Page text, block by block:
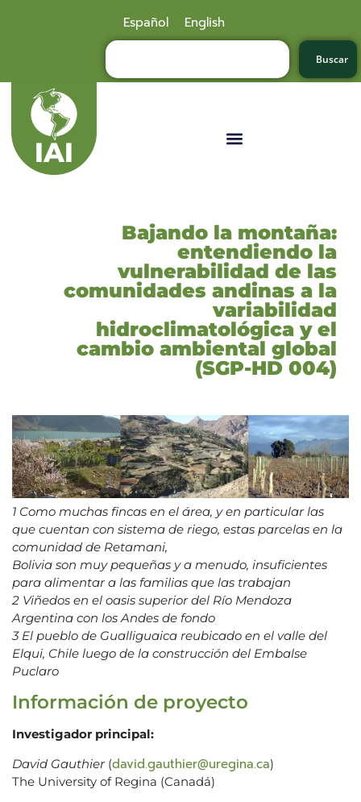
Español English
Buscar
Bajando la montaña:
entendiendo la
vulnerabilidad de las
comunidades andinas a la
variabilidad
hidroclimatológica y el
cambio ambiental global
(SGP-HD 004)
1 Como muchas fincas en el área, y en particular las
que cuentan con sistema de riego, estas parcelas en la
comunidad de Retamani,
Bolivia son muy pequeñas y a menudo, insuficientes
para alimentar a las familias que las trabajan
2 Viñedos en el oasis superior del Río Mendoza
Argentina con los Andes de fondo
3 El pueblo de Gualliguaica reubicado en el valle del
Elqui, Chile luego de la construcción del Embalse
Puclaro
Información de proyecto
Investigador principal:
David Gauthier(david.gauthier@uregina.ca)
The University of Regina (Canadá)